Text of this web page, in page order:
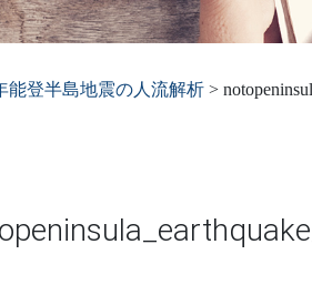
能登半島地震の人流解析 >